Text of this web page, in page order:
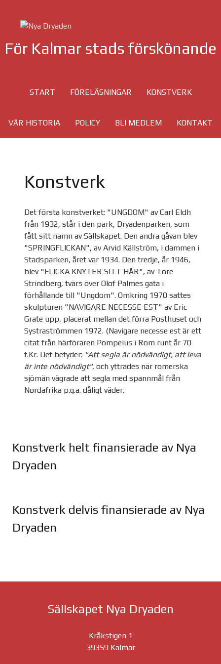
För Kalmar stads förskönande
START FÖRELÄSNINGAR KONSTVERK
VÅR HISTORIA POLICY BLI MEDLEM KONTAKT
Konstverk
Det första konstverket: "UNGDOM" av Carl Eldh
från 1932, står i den park, Dryadenparken, som
fått sitt namn av Sällskapet. Den andra gåvan blev
"SPRINGFLICKAN", av Arvid Källström, i dammen i
Stadsparken, året var 1934. Den tredje, år 1946,
blev "FLICKA KNYTER SITT HÅR", av Tore
Strindberg, tvärs över Olof Palmes gata i
förhållande till "Ungdom". Omkring 1970 sattes
skulpturen "NAVIGARE NECESSE EST" av Eric
Grate upp, placerat mellan det förra Posthuset och
Systraströmmen 1972. (Navigare necesse est är ett
citat från härföraren Pompeius i Rom runt år 70
f.Kr. Det betyder: "Att segla är nödvändigt, att leva
är inte nödvändigt", och yttrades när romerska
sjömän vägrade att segla med spannmål från
Nordafrika p.g.a. dåligt väder.
Konstverk helt finansierade av Nya
Dryaden
Konstverk delvis finansierade av Nya
Dryaden
Sällskapet Nya Dryaden
Kråkstigen 1
39359 Kalmar